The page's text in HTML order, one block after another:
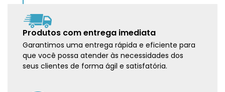
Produtos com entrega imediata
Garantimos uma entrega rápida e eficiente para
que você possa atender às necessidades dos
seus clientes de forma ágil e satisfatória.